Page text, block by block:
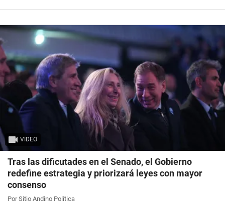
VIDEO
Tras las dificutades en el Senado, el Gobierno
redefine estrategia y priorizará leyes con mayor
consenso
Por Sitio Andino Política